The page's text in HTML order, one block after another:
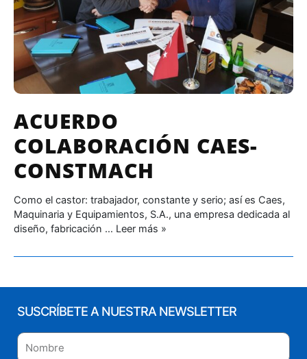
ACUERDO
COLABORACIÓN CAES-
CONSTMACH
Como el castor: trabajador, constante y serio; así es Caes,
Maquinaria y Equipa­mientos, S.A., una empresa dedicada al
diseño, fabricación … Leer más »
SUSCRÍBETE A NUESTRA NEWSLETTER